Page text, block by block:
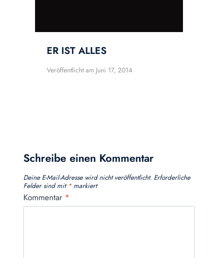
ER IST ALLES
Veröffentlicht am Juni 17, 2014
Schreibe einen Kommentar
Deine E-Mail-Adresse wird nicht veröffentlicht. Erforderliche
Felder sind mit *markiert
Kommentar *